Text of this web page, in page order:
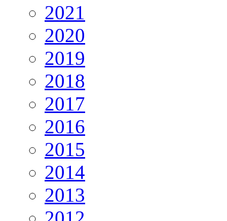
2021
2020
2019
2018
2017
2016
2015
2014
2013